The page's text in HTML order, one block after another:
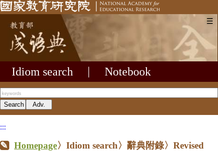
☰
Idiom search Notebook
:::
Homepage〉Idiom search〉辭典附錄〉Revised